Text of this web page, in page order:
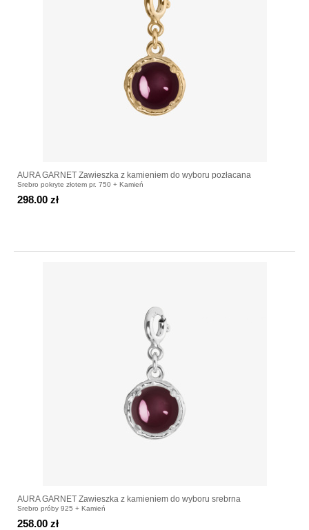
AURA GARNET Zawieszka z kamieniem do wyboru pozłacana
Srebro pokryte złotem pr. 750 + Kamień
298.00 zł
AURA GARNET Zawieszka z kamieniem do wyboru srebrna
Srebro próby 925 + Kamień
258.00 zł